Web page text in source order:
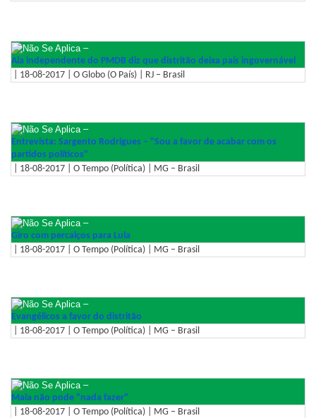
–
Ala independente do PMDB diz que distritão deixa país ingovernável
| 18-08-2017 | O Globo (O País) | RJ – Brasil
–
Entrevista: Sargento Rodrigues – "Sou a favor de acabar com os
partidos políticos"
| 18-08-2017 | O Tempo (Política) | MG – Brasil
–
Giro com percalços para Lula
| 18-08-2017 | O Tempo (Política) | MG – Brasil
–
Evangélicos a favor do distritão
| 18-08-2017 | O Tempo (Política) | MG – Brasil
–
Maia não pode "nada fazer"
| 18-08-2017 | O Tempo (Política) | MG – Brasil